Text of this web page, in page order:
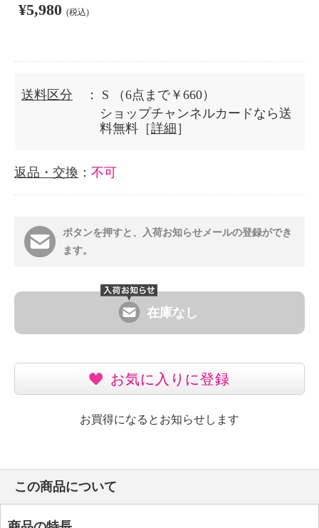
¥5,980 (税込)
送料区分 ： S
（6点まで￥660）
ショップチャンネルカードなら送
料無料［詳細 ］
返品・交換 ： 不可
ボタンを押すと、入荷お知らせメールの登録ができ
ます。
在庫なし
お気に入りに登録
お買得になるとお知らせします
この商品について